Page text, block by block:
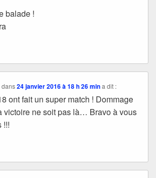
balade !
dans24 janvier 2016 à 18 h 26 min a dit :
ont fait un super match ! Dommage
victoire ne soit pas là… Bravo à vous
!!!